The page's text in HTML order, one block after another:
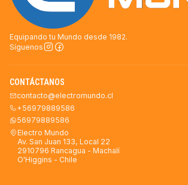
Equipando tu Mundo desde 1982.
Síguenos
CONTÁCTANOS
contacto@electromundo.cl
+56979889586
56979889586
Electro Mundo
Av. San Juan 133, Local 22
2910796 Rancagua - Machalí
O'Higgins - Chile